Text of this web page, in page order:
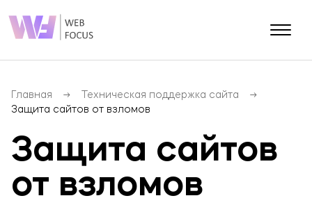
Блог
Контакты
Разработка сайтов
Главная
Техническая поддержка сайта
Защита сайтов от взломов
Защита сайтов
от взломов